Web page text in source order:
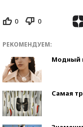
0 0
РЕКОМЕНДУЕМ:
Модный
Самая